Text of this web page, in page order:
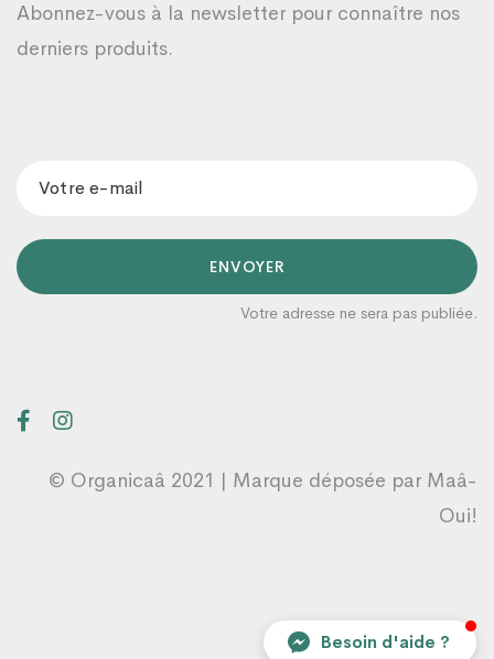
Abonnez-vous à la newsletter pour connaître nos
derniers produits.
ENVOYER
Votre adresse ne sera pas publiée.
© Organicaâ 2021 | Marque déposée par Maâ-
Oui!
Besoin d'aide ?